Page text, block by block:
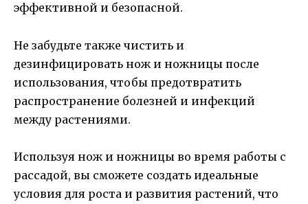
эффективной и безопасной.
Не забудьте также чистить и
дезинфицировать нож и ножницы после
использования, чтобы предотвратить
распространение болезней и инфекций
между растениями.
Используя нож и ножницы во время работы с
рассадой, вы сможете создать идеальные
условия для роста и развития растений, что